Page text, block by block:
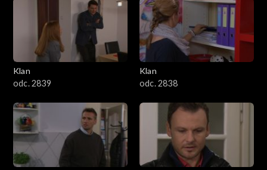
Klan
odc. 2839
Klan
odc. 2838